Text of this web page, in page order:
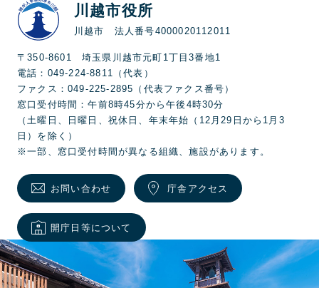
川越市役所
川越市 法人番号4000020112011
〒350-8601 埼玉県川越市元町1丁目3番地1
電話：049-224-8811（代表）
ファクス：049-225-2895（代表ファクス番号）
窓口受付時間：午前8時45分から午後4時30分
（土曜日、日曜日、祝休日、年末年始（12月29日から1月3
日）を除く）
※一部、窓口受付時間が異なる組織、施設があります。
お問い合わせ 庁舎アクセス
開庁日等について